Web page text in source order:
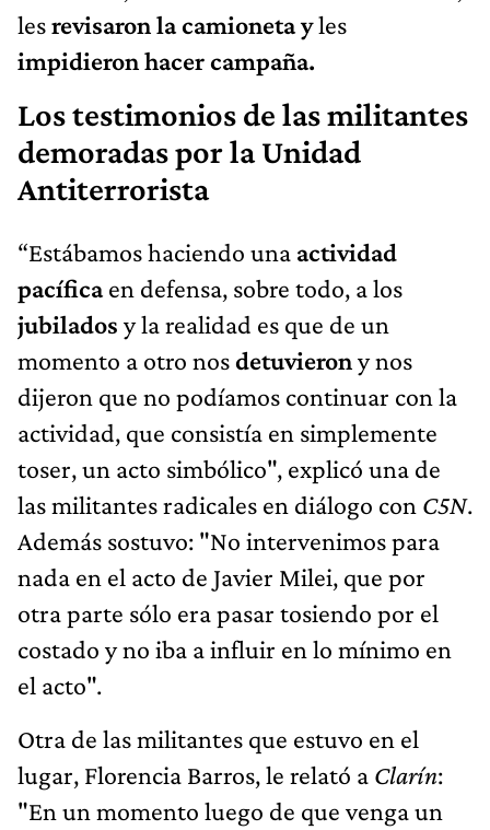
lesrevisaron la camioneta yles
impidieron hacer campaña.
Los testimonios de las militantes
demoradas por la Unidad
Antiterrorista
“Estábamos haciendo una actividad
pacíficaen defensa, sobre todo, a los
jubilados y la realidad es que de un
momento a otro nosdetuvierony nos
dijeron que no podíamos continuar con la
actividad, que consistía en simplemente
toser, un acto simbólico", explicó una de
las militantes radicales en diálogo con C5N.
Además sostuvo: "No intervenimos para
nada en el acto de Javier Milei, que por
otra parte sólo era pasar tosiendo por el
costado y no iba a influir en lo mínimo en
el acto".
Otra de las militantes que estuvo en el
lugar, Florencia Barros, le relató a Clarín:
"En un momento luego de que venga un